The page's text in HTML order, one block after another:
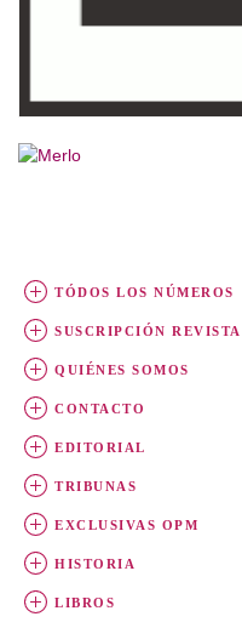
TÓDOS LOS NÚMEROS
SUSCRIPCIÓN REVISTA
QUIÉNES SOMOS
CONTACTO
EDITORIAL
TRIBUNAS
EXCLUSIVAS OPM
HISTORIA
LIBROS